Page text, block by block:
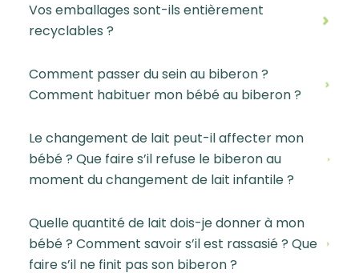
Vos emballages sont-ils entièrement
recyclables ?
Comment passer du sein au biberon ?
Comment habituer mon bébé au biberon ?
Le changement de lait peut-il affecter mon
bébé ? Que faire s’il refuse le biberon au
moment du changement de lait infantile ?
Quelle quantité de lait dois-je donner à mon
bébé ? Comment savoir s’il est rassasié ? Que
faire s’il ne finit pas son biberon ?